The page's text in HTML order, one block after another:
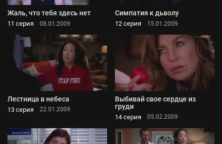
Жаль, что тебя здесь нет
11 серия 08.01.2009
Симпатия к дьволу
12 серия 15.01.2009
Лестница в небеса
13 серия 22.01.2009
Выбивай свое сердце из
груди
14 серия 05.02.2009